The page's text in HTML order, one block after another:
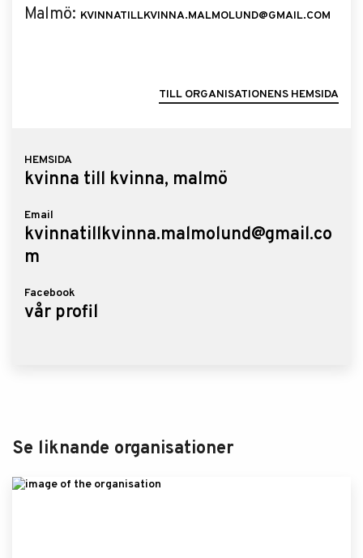
HEMSIDA
kvinna till kvinna, malmö
Email
kvinnatillkvinna.malmolund@gmail.co
m
Facebook
vår profil
Malmö: KVINNATILLKVINNA.MALMOLUND@GMAIL.COM
TILL ORGANISATIONENS HEMSIDA
Se liknande organisationer